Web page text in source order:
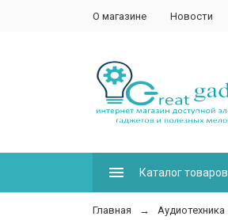
О магазине Новости
Каталог товаров
Главная Аудиотехника